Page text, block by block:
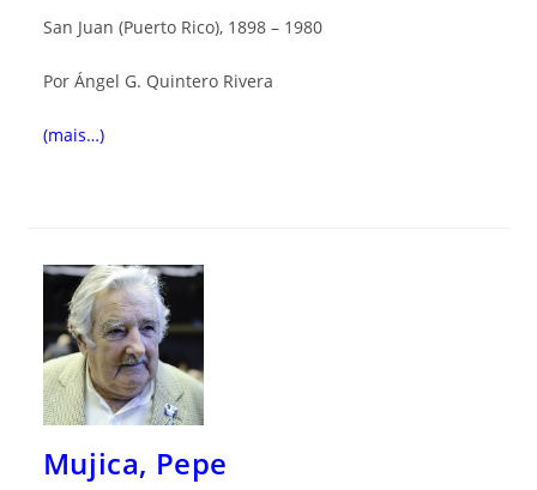
San Juan (Puerto Rico), 1898 – 1980
Por Ángel G. Quintero Rivera
(mais…)
Mujica, Pepe